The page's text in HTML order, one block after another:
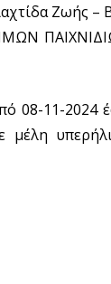
Ζωής –
08-11-2024
μέλη